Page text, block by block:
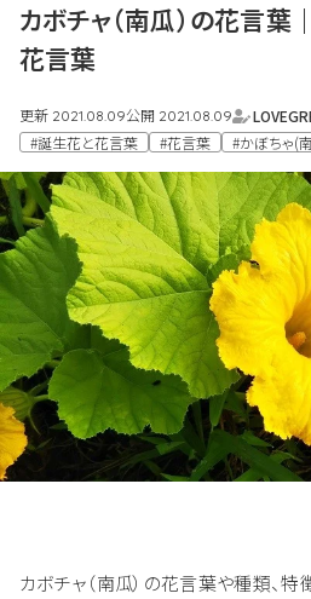
カボチャ（南瓜）の花言葉
花言葉
更新 2021.08.09公開 2021.08.09
#誕生花と花言葉
#花言葉 #かぼちゃ(
カボチャ（南瓜）の花言葉や種類、特